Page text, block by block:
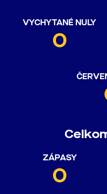
VYCHYTANÉ NULY
0
ZÁPASY
0